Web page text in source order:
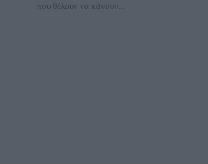
που θέλουν να κάνουν...